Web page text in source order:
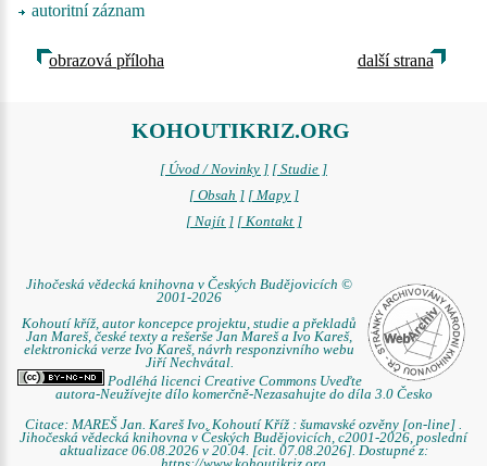
autoritní záznam
obrazová příloha další strana
KOHOUTIKRIZ.ORG
[ Úvod / Novinky ] [ Studie ]
[ Obsah ] [ Mapy ]
[ Najít ] [ Kontakt ]
Jihočeská vědecká knihovna v Českých Budějovicích ©
2001-2026
Kohoutí kříž, autor koncepce projektu, studie a překladů
Jan Mareš, české texty a rešerše Jan Mareš a Ivo Kareš,
elektronická verze Ivo Kareš, návrh responzivního webu
Jiří Nechvátal.
Podléhá licenci Creative Commons Uveďte
autora-Neužívejte dílo komerčně-Nezasahujte do díla 3.0 Česko
Citace: MAREŠ Jan. Kareš Ivo. Kohoutí Kříž : šumavské ozvěny [on-line] .
Jihočeská vědecká knihovna v Českých Budějovicích, c2001-2026, poslední
aktualizace 06.08.2026 v 20.04. [cit. 07.08.2026]. Dostupné z: